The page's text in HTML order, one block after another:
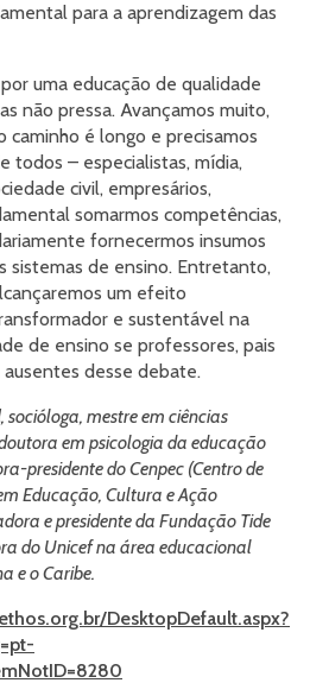
para a aprendizagem das
uma educação de qualidade
não pressa. Avançamos muito,
caminho é longo e precisamos
todos – especialistas, mídia,
civil, empresários,
somarmos competências,
fornecermos insumos
sistemas de ensino. Entretanto,
um efeito
e sustentável na
de ensino se professores, pais
desse debate.
, socióloga, mestre em ciências
em psicologia da educação
presidente do Cenpec (Centro de
Educação, Cultura e Ação
e presidente da Fundação Tide
do Unicef na área educacional
e o Caribe.
DesktopDefault.aspx?